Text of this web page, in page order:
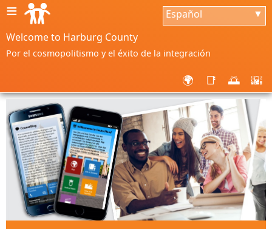
≡ Español ▼
Welcome to Harburg County
Por el cosmopolitismo y el éxito de la integración
🌍 📑 🌅 🌇